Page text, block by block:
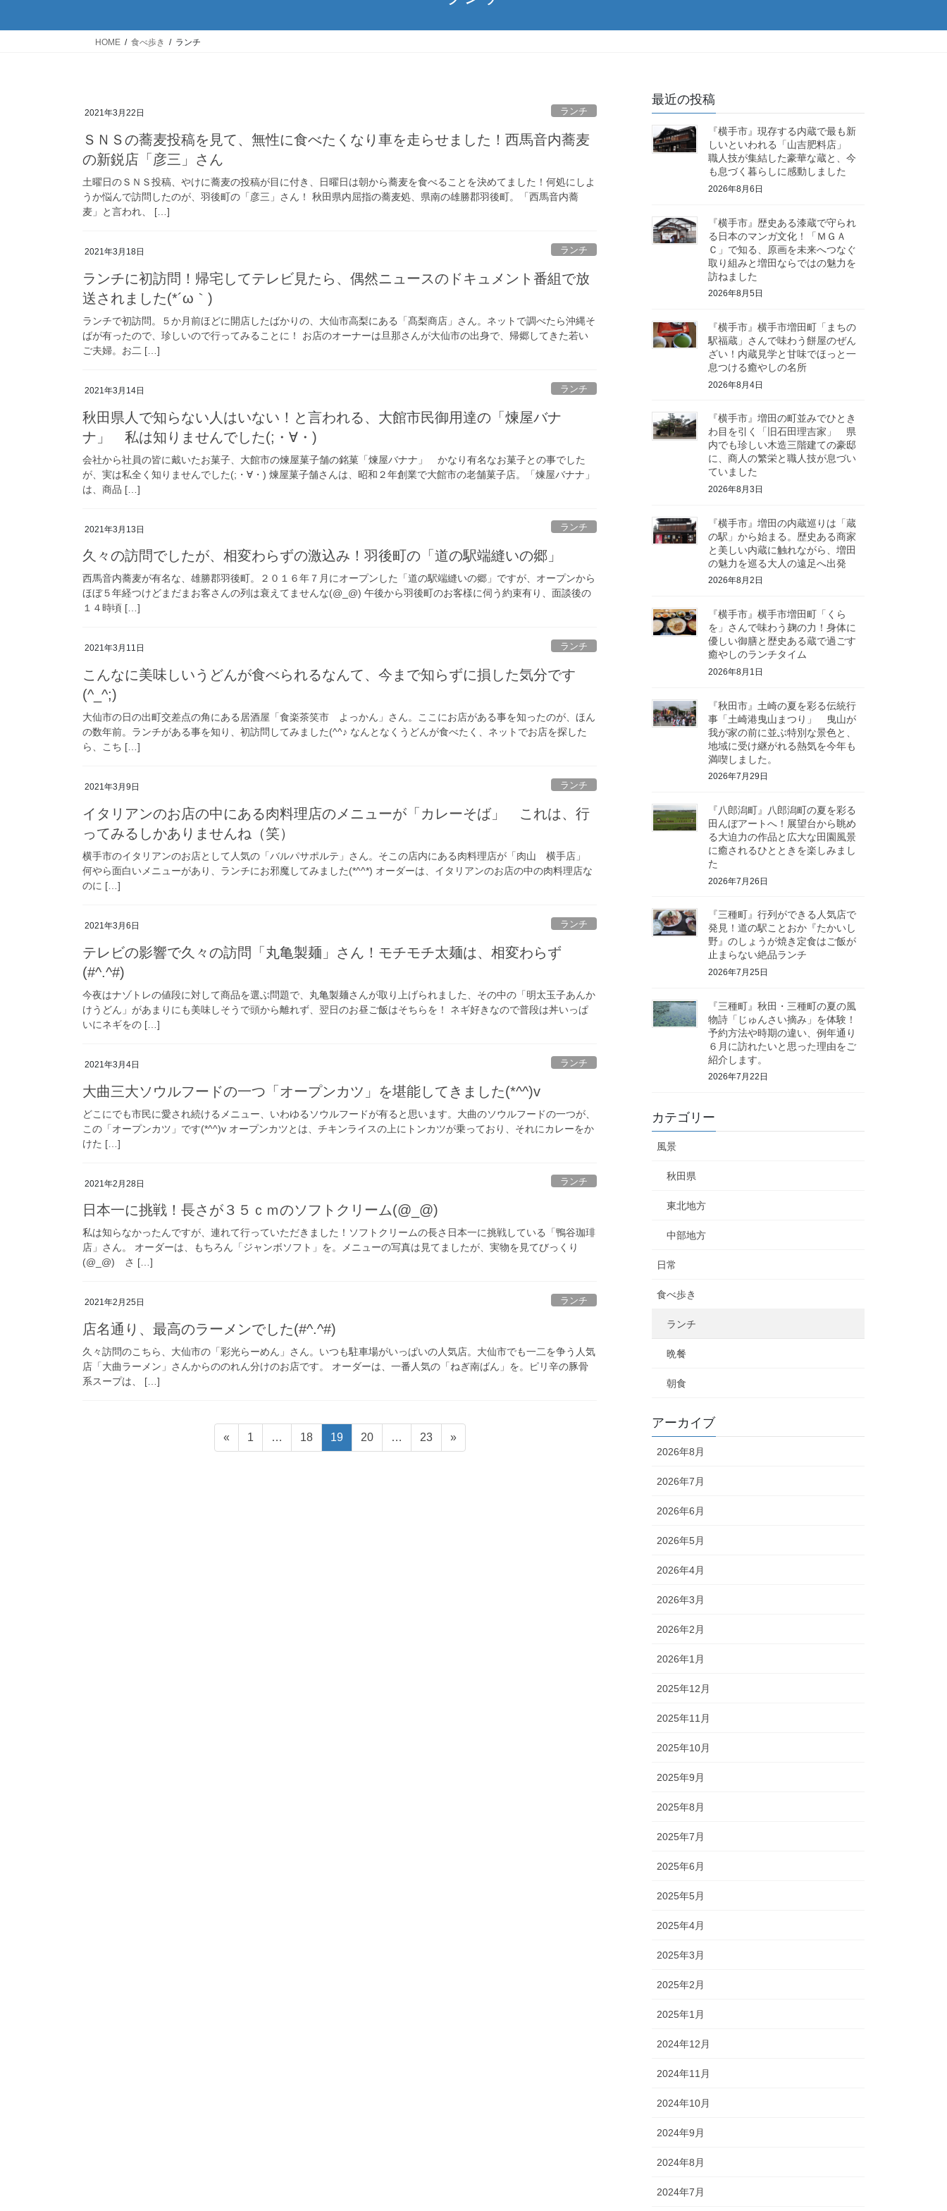
HOME 食べ歩き ランチ
2021年3月22日 ランチ
ＳＮＳの蕎麦投稿を見て、無性に食べたくなり車を走らせました！西馬音内蕎麦
の新鋭店「彦三」さん
土曜日のＳＮＳ投稿、やけに蕎麦の投稿が目に付き、日曜日は朝から蕎麦を食べることを決めてました！何処にしよ
うか悩んで訪問したのが、羽後町の「彦三」さん！ 秋田県内屈指の蕎麦処、県南の雄勝郡羽後町。「西馬音内蕎
麦」と言われ、 […]
2021年3月18日 ランチ
ランチに初訪問！帰宅してテレビ見たら、偶然ニュースのドキュメント番組で放
送されました(*´ω｀)
ランチで初訪問。５か月前ほどに開店したばかりの、大仙市高梨にある「髙梨商店」さん。ネットで調べたら沖縄そ
ばが有ったので、珍しいので行ってみることに！ お店のオーナーは旦那さんが大仙市の出身で、帰郷してきた若い
ご夫婦。お二 […]
2021年3月14日 ランチ
秋田県人で知らない人はいない！と言われる、大館市民御用達の「煉屋バナ
ナ」 私は知りませんでした(;・∀・)
会社から社員の皆に戴いたお菓子、大館市の煉屋菓子舗の銘菓「煉屋バナナ」 かなり有名なお菓子との事でした
が、実は私全く知りませんでした(;・∀・) 煉屋菓子舗さんは、昭和２年創業で大館市の老舗菓子店。「煉屋バナナ」
は、商品 […]
2021年3月13日 ランチ
久々の訪問でしたが、相変わらずの激込み！羽後町の「道の駅端縫いの郷」
西馬音内蕎麦が有名な、雄勝郡羽後町。２０１６年７月にオープンした「道の駅端縫いの郷」ですが、オープンから
ほぼ５年経つけどまだまお客さんの列は衰えてませんな(@_@) 午後から羽後町のお客様に伺う約束有り、面談後の
１４時頃 […]
2021年3月11日 ランチ
こんなに美味しいうどんが食べられるなんて、今まで知らずに損した気分です
(^_^;)
大仙市の日の出町交差点の角にある居酒屋「食楽茶笑市 よっかん」さん。ここにお店がある事を知ったのが、ほん
の数年前。ランチがある事を知り、初訪問してみました(^^♪ なんとなくうどんが食べたく、ネットでお店を探した
ら、こち […]
2021年3月9日 ランチ
イタリアンのお店の中にある肉料理店のメニューが「カレーそば」 これは、行
ってみるしかありませんね（笑）
横手市のイタリアンのお店として人気の「バルパサポルテ」さん。そこの店内にある肉料理店が「肉山 横手店」
何やら面白いメニューがあり、ランチにお邪魔してみました(*^^*) オーダーは、イタリアンのお店の中の肉料理店な
のに […]
2021年3月6日 ランチ
テレビの影響で久々の訪問「丸亀製麺」さん！モチモチ太麺は、相変わらず
(#^.^#)
今夜はナゾトレの値段に対して商品を選ぶ問題で、丸亀製麺さんが取り上げられました、その中の「明太玉子あんか
けうどん」があまりにも美味しそうで頭から離れず、翌日のお昼ご飯はそちらを！ ネギ好きなので普段は丼いっぱ
いにネギをの […]
2021年3月4日 ランチ
大曲三大ソウルフードの一つ「オープンカツ」を堪能してきました(*^^)v
どこにでも市民に愛され続けるメニュー、いわゆるソウルフードが有ると思います。大曲のソウルフードの一つが、
この「オープンカツ」です(*^^)v オープンカツとは、チキンライスの上にトンカツが乗っており、それにカレーをか
けた […]
2021年2月28日 ランチ
日本一に挑戦！長さが３５ｃｍのソフトクリーム(@_@)
私は知らなかったんですが、連れて行っていただきました！ソフトクリームの長さ日本一に挑戦している「鴨谷珈琲
店」さん。 オーダーは、もちろん「ジャンボソフト」を。メニューの写真は見てましたが、実物を見てびっくり
(@_@) さ […]
2021年2月25日 ランチ
店名通り、最高のラーメンでした(#^.^#)
久々訪問のこちら、大仙市の「彩光らーめん」さん。いつも駐車場がいっぱいの人気店。大仙市でも一二を争う人気
店「大曲ラーメン」さんからののれん分けのお店です。 オーダーは、一番人気の「ねぎ南ばん」を。ピリ辛の豚骨
系スープは、 […]
«
固
定
1 …
固
定
18
固
定
19
固
定
20 …
固
定
23 »
最近の投稿
『横手市』現存する内蔵で最も新
しいといわれる「山吉肥料店」
職人技が集結した豪華な蔵と、今
も息づく暮らしに感動しました
2026年8月6日
『横手市』歴史ある漆蔵で守られ
る日本のマンガ文化！「ＭＧＡ
Ｃ」で知る、原画を未来へつなぐ
取り組みと増田ならではの魅力を
訪ねました
2026年8月5日
『横手市』横手市増田町「まちの
駅福蔵」さんで味わう餅屋のぜん
ざい！内蔵見学と甘味でほっと一
息つける癒やしの名所
2026年8月4日
『横手市』増田の町並みでひとき
わ目を引く「旧石田理吉家」 県
内でも珍しい木造三階建ての豪邸
に、商人の繁栄と職人技が息づい
ていました
2026年8月3日
『横手市』増田の内蔵巡りは「蔵
の駅」から始まる。歴史ある商家
と美しい内蔵に触れながら、増田
の魅力を巡る大人の遠足へ出発
2026年8月2日
『横手市』横手市増田町「くら
を」さんで味わう麹の力！身体に
優しい御膳と歴史ある蔵で過ごす
癒やしのランチタイム
2026年8月1日
『秋田市』土崎の夏を彩る伝統行
事「土崎港曳山まつり」 曳山が
我が家の前に並ぶ特別な景色と、
地域に受け継がれる熱気を今年も
満喫しました。
2026年7月29日
『八郎潟町』八郎潟町の夏を彩る
田んぼアートへ！展望台から眺め
る大迫力の作品と広大な田園風景
に癒されるひとときを楽しみまし
た
2026年7月26日
『三種町』行列ができる人気店で
発見！道の駅ことおか『たかいし
野』のしょうが焼き定食はご飯が
止まらない絶品ランチ
2026年7月25日
『三種町』秋田・三種町の夏の風
物詩「じゅんさい摘み」を体験！
予約方法や時期の違い、例年通り
６月に訪れたいと思った理由をご
紹介します。
2026年7月22日
カテゴリー
風景
秋田県
東北地方
中部地方
日常
食べ歩き
ランチ
晩餐
朝食
アーカイブ
2026年8月
2026年7月
2026年6月
2026年5月
2026年4月
2026年3月
2026年2月
2026年1月
2025年12月
2025年11月
2025年10月
2025年9月
2025年8月
2025年7月
2025年6月
2025年5月
2025年4月
2025年3月
2025年2月
2025年1月
2024年12月
2024年11月
2024年10月
2024年9月
2024年8月
2024年7月